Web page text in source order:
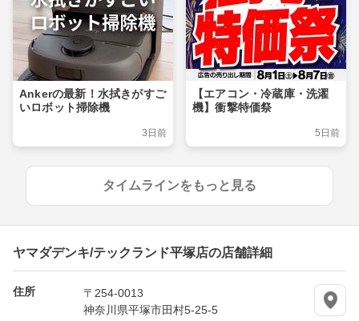
Ankerの最新！水拭きがすご
いロボット掃除機
3日前
【エアコン・冷蔵庫・洗濯
機】衝撃特価祭
5日前
タイムラインをもっと見る
ヤマダデンキ/テックランド平塚店の店舗詳細
住所
〒254-0013
神奈川県平塚市田村5-25-5